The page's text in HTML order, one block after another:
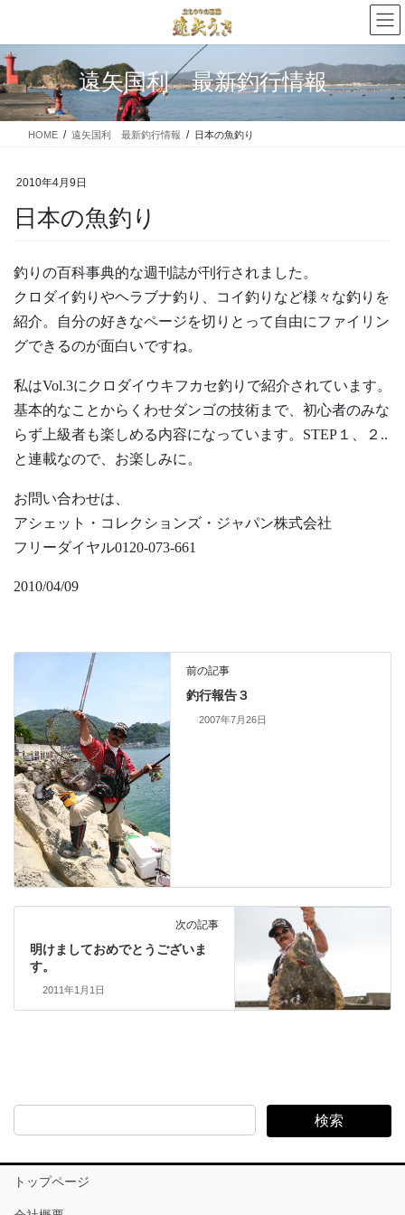
テ
ン
ツ
に
移
ゲ
ー
シ
ョ
ン
遠矢国利 最新釣行情報
HOME 遠矢国利 最新釣行情報 日本の魚釣り
2010年4月9日
日本の魚釣り
釣りの百科事典的な週刊誌が刊行されました。
クロダイ釣りやヘラブナ釣り、コイ釣りなど様々な釣りを
紹介。自分の好きなページを切りとって自由にファイリン
グできるのが面白いですね。
私はVol.3にクロダイウキフカセ釣りで紹介されています。
基本的なことからくわせダンゴの技術まで、初心者のみな
らず上級者も楽しめる内容になっています。STEP１、２..
と連載なので、お楽しみに。
お問い合わせは、
アシェット・コレクションズ・ジャパン株式会社
フリーダイヤル0120-073-661
2010/04/09
前の記事
釣行報告３
2007年7月26日
次の記事
明けましておめでとうございま
す。
2011年1月1日
検索
トップページ